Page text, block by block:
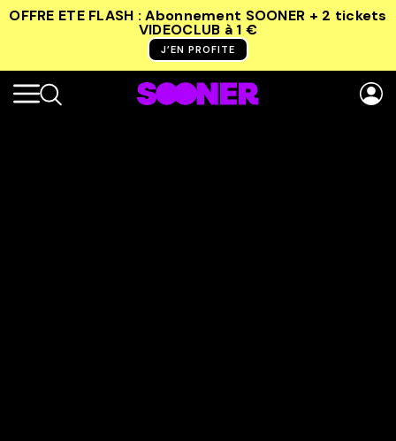
OFFRE ETE FLASH : Abonnement SOONER + 2 tickets
VIDEOCLUB à 1 €
J’EN PROFITE